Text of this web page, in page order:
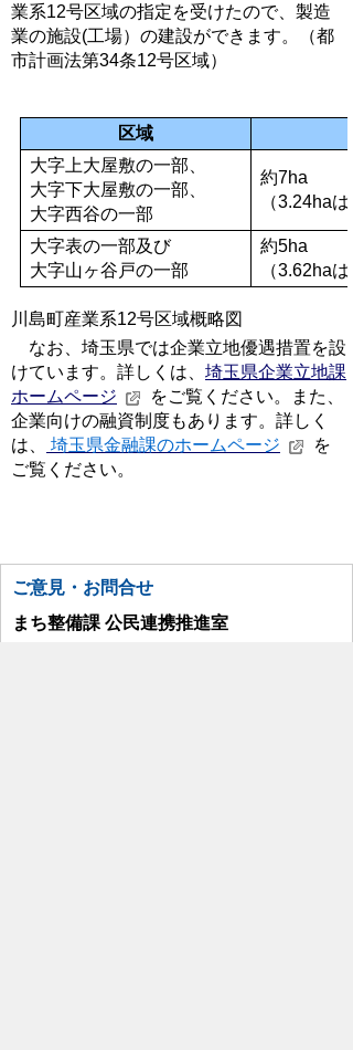
業系12号区域の指定を受けたので、製造
業の施設(工場）の建設ができます。（都
市計画法第34条12号区域）
区域
大字上大屋敷の一部、
大字下大屋敷の一部、
大字西谷の一部
約7ha
（3.24ha
大字表の一部及び
大字山ヶ谷戸の一部
約5ha
（
川島町産業系12号区域概略図
なお、埼玉県では企業立地優遇措置を設
けています。詳しくは、 埼玉県企業立地課
ホームページ
をご覧ください。また、
企業向けの融資制度もあります。詳しく
は、
埼玉県金融課のホームページ
を
ご覧ください。
ご意見・お問合せ
まち整備課 公民連携推進室